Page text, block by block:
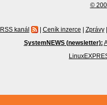
©
RSS kanál | Ceník inzerce | Zprávy |
SystemNEWS (newsletter):